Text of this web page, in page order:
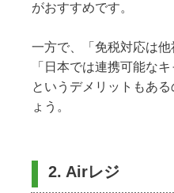
がおすすめです。
一方で、「免税対応は他
「日本では連携可能な
というデメリットもあ
ょう。
2. Airレジ